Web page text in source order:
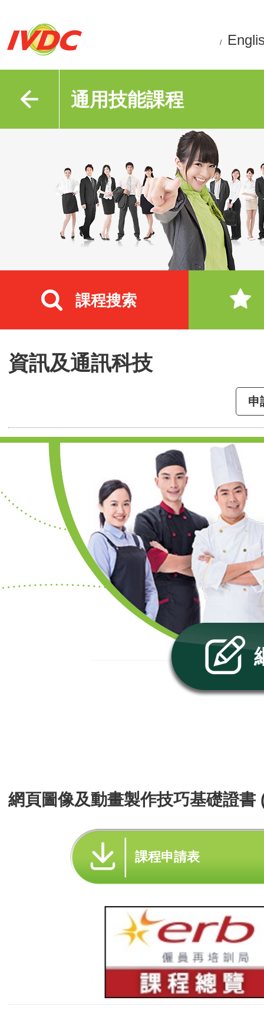
/
通用技能課程
課程搜索
資訊及通訊科技
申
網頁圖像及動畫製作技巧基礎證書
課程申請表